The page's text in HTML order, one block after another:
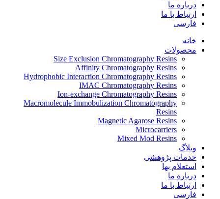
درباره ما
ارتباط با ما
فارسی
خانه
محصولات
Size Exclusion Chromatography Resins
Affinity Chromatography Resins
Hydrophobic Interaction Chromatography Resins
IMAC Chromatography Resins
Ion-exchange Chromatography Resins
Macromolecule Immobulization Chromatography
Resins
Magnetic Agarose Resins
Microcarriers
Mixed Mod Resins
وبلاگ
خدمات پژوهشی
استعلام بها
درباره ما
ارتباط با ما
فارسی